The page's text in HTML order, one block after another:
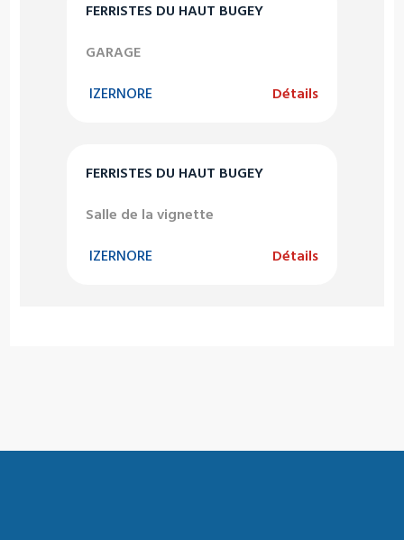
FERRISTES DU HAUT BUGEY
GARAGE
IZERNORE Détails
FERRISTES DU HAUT BUGEY
Salle de la vignette
IZERNORE Détails